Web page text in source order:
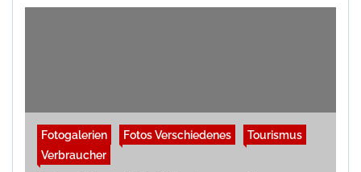
Fotogalerien Fotos Verschiedenes
Tourismus
Verbraucher